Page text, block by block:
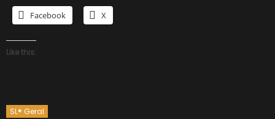
Facebook X
Like this:
SL® Geral